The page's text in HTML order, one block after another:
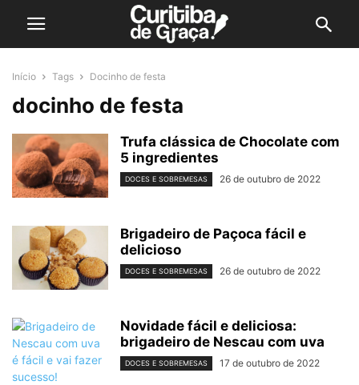
Início Tags Docinho de festa
docinho de festa
Trufa clássica de Chocolate com
5 ingredientes
DOCES E SOBREMESAS 26 de outubro de 2022
Brigadeiro de Paçoca fácil e
delicioso
DOCES E SOBREMESAS 26 de outubro de 2022
Novidade fácil e deliciosa:
brigadeiro de Nescau com uva
DOCES E SOBREMESAS 17 de outubro de 2022